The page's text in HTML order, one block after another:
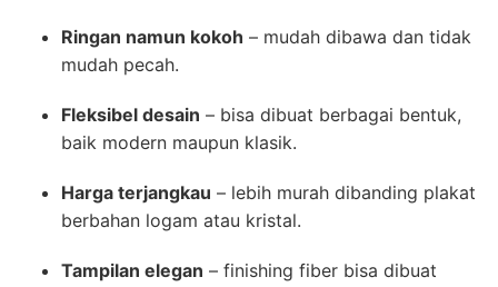
Ringan namun kokoh – mudah dibawa dan tidak
mudah pecah.
Fleksibel desain – bisa dibuat berbagai bentuk,
baik modern maupun klasik.
Harga terjangkau – lebih murah dibanding plakat
berbahan logam atau kristal.
Tampilan elegan – finishing fiber bisa dibuat